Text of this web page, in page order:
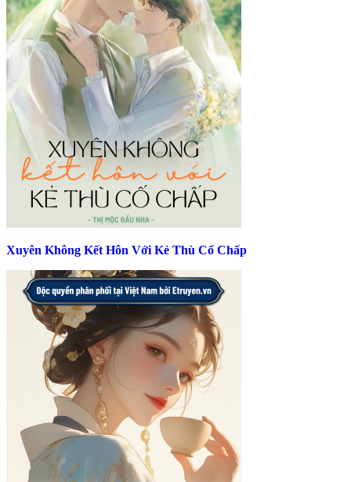
Xuyên Không Kết Hôn Với Kẻ Thù Cố Chấp